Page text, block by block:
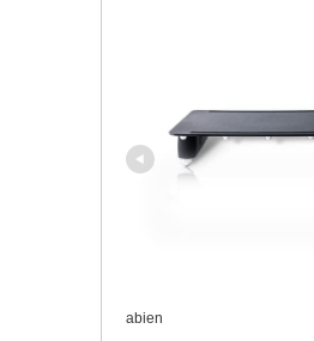
abien